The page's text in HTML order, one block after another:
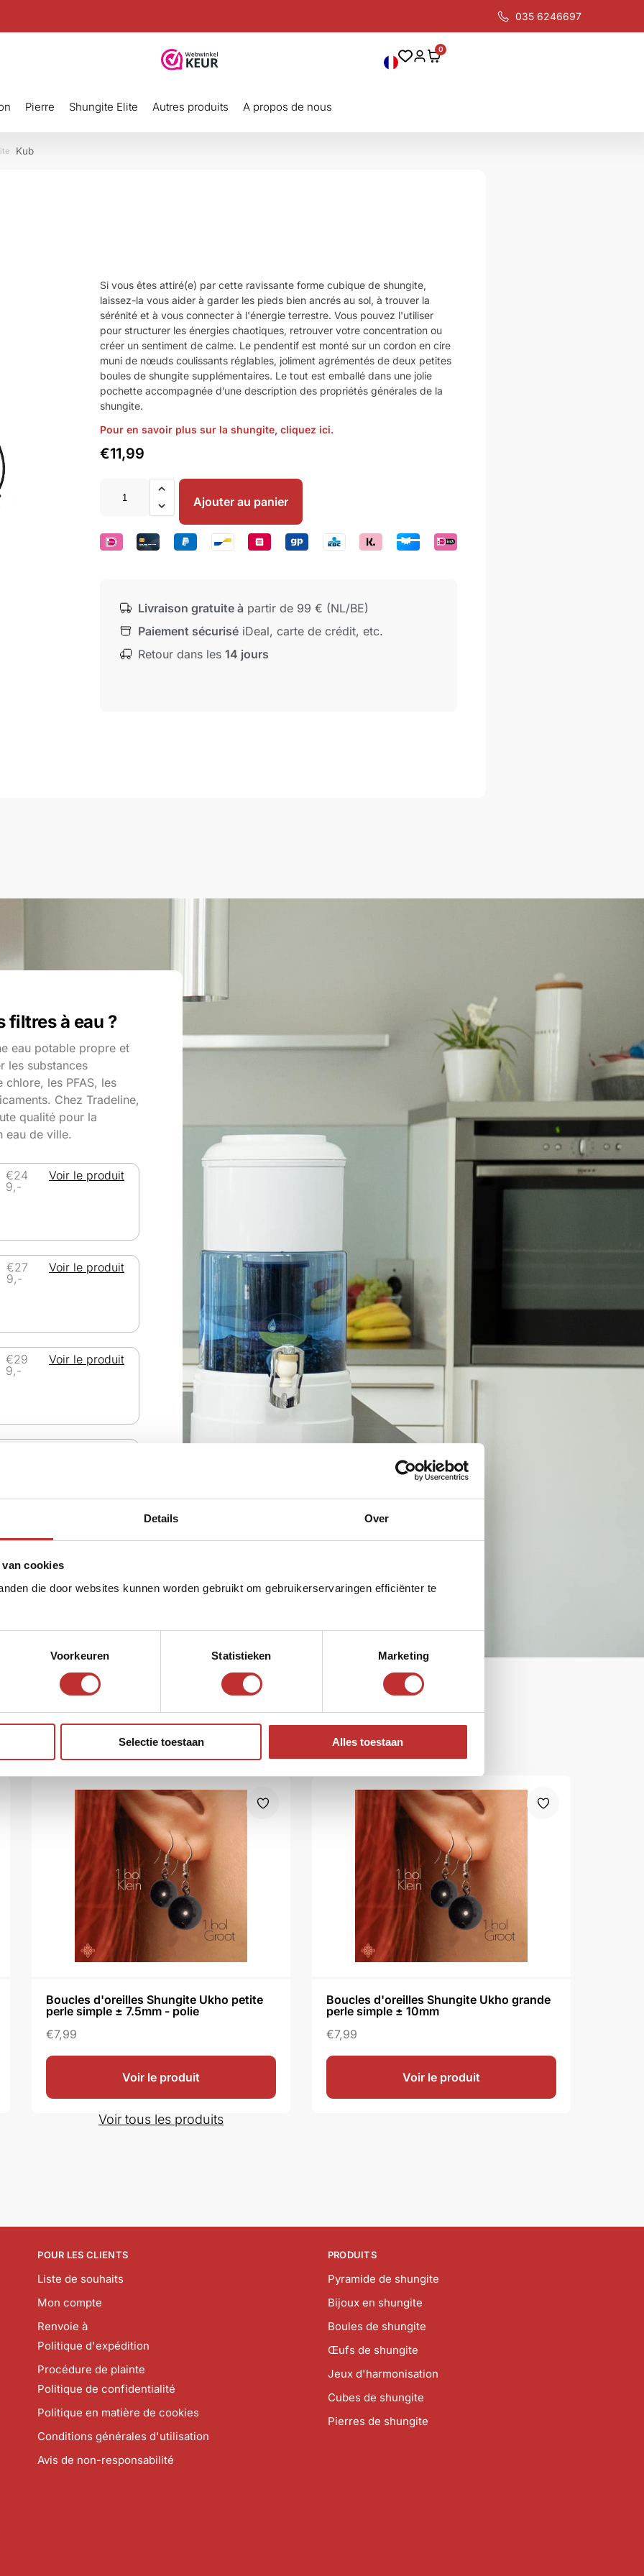
Details Over
cookies
die door websites kunnen worden gebruikt om gebruikerservaringen efficiënter te
Voorkeuren Statistieken Marketing
Selectie toestaan Alles toestaan
035 6246697
0
Pierre Shungite Elite Autres produits A propos de nous
Kub
Si vous êtes attiré(e) par cette ravissante forme cubique de shungite,
laissez-la vous aider à garder les pieds bien ancrés au sol, à trouver la
sérénité et à vous connecter à l'énergie terrestre. Vous pouvez l'utiliser
pour structurer les énergies chaotiques, retrouver votre concentration ou
créer un sentiment de calme. Le pendentif est monté sur un cordon en cire
muni de nœuds coulissants réglables, joliment agrémentés de deux petites
boules de shungite supplémentaires. Le tout est emballé dans une jolie
pochette accompagnée d’une description des propriétés générales de la
shungite.
Pour en savoir plus sur la shungite, cliquez ici.
€11,99
Ajouter au panier
Livraison gratuite à partir de 99 € (NL/BE)
Paiement sécuriséiDeal, carte de crédit, etc.
Retour dans les 14 jours
filtres à eau ?
eau potable propre et
les substances
les PFAS, les
Chez Tradeline,
qualité pour la
eau de ville.
€24
9,-
Voir le produit
€27
9,-
Voir le produit
€29
9,-
Voir le produit
Produits connexes
Boucles d'oreilles Shungite Ukho petite
perle simple ± 7.5mm - polie
€7,99
Voir le produit
Boucles d'oreilles Shungite Ukho grande
perle simple ± 10mm
€7,99
Voir le produit
Voir tous les produits
POUR LES CLIENTS
Liste de souhaits
Mon compte
Renvoie à
Politique d'expédition
Procédure de plainte
Politique de confidentialité
Politique en matière de cookies
Conditions générales d'utilisation
Avis de non-responsabilité
PRODUITS
Pyramide de shungite
Bijoux en shungite
Boules de shungite
Œufs de shungite
Jeux d'harmonisation
Cubes de shungite
Pierres de shungite